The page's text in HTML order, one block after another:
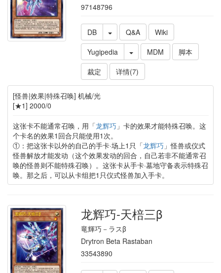
97148796
DB Q&A
Wiki
Yugipedia
MDM
脚本
裁定
详情(7)
[怪兽|效果|特殊召唤] 机械/光
[★1] 2000/0
这张卡不能通常召唤，用「龙辉巧」卡的效果才能特殊召唤。这
个卡名的效果1回合只能使用1次。
①：把这张卡以外的自己的手卡·场上1只「龙辉巧」怪兽或仪式
怪兽解放才能发动（这个效果发动的回合，自己若非不能通常召
唤的怪兽则不能特殊召唤）。这张卡从手卡·墓地守备表示特殊召
唤。那之后，可以从卡组把1只仪式怪兽加入手卡。
龙辉巧-天棓三β
竜輝巧－ラスβ
Drytron Beta Rastaban
33543890